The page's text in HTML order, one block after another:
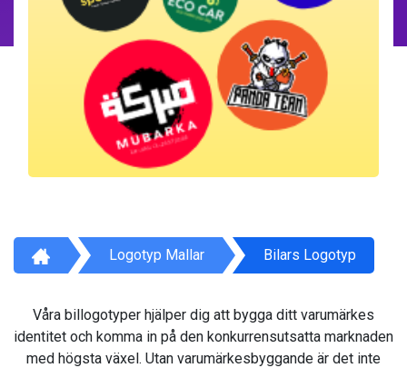
Logotyp Mallar Bilars Logotyp
Våra billogotyper hjälper dig att bygga ditt varumärkes
identitet och komma in på den konkurrensutsatta marknaden
med högsta växel. Utan varumärkesbyggande är det inte